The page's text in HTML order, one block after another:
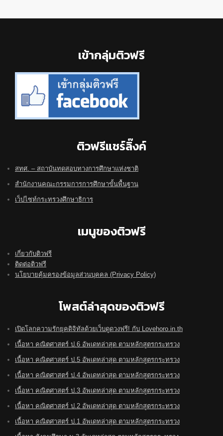
เข้ากลุ่มติวฟรี
ติวฟรีแชร์ลิ๊งค์
สทศ. – สถาบันทดสอบทางการศึกษาแห่งชาติ
สำนักงานคณะกรรมการการศึกษาขั้นพื้นฐาน
เว็ปไซท์กระทรวงศึกษาธิการ
เมนูของติวฟรี
เกี่ยวกับติวฟรี
ติดต่อติวฟรี
นโยบายคุ้มครองข้อมูลส่วนบุคคล (Privacy Policy)
โพสต์ล่าสุดของติวฟรี
เปิดโลกความรักยุคดิจิทัลด้วยเว็บดูดวงฟรี! กับ Lovehoro.in.th
เนื้อหา คณิตศาสตร์ ป.6 อัพเดทล่าสุด ตามหลักสูตรกระทรวง
เนื้อหา คณิตศาสตร์ ป.5 อัพเดทล่าสุด ตามหลักสูตรกระทรวง
เนื้อหา คณิตศาสตร์ ป.4 อัพเดทล่าสุด ตามหลักสูตรกระทรวง
เนื้อหา คณิตศาสตร์ ป.3 อัพเดทล่าสุด ตามหลักสูตรกระทรวง
เนื้อหา คณิตศาสตร์ ป.2 อัพเดทล่าสุด ตามหลักสูตรกระทรวง
เนื้อหา คณิตศาสตร์ ป.1 อัพเดทล่าสุด ตามหลักสูตรกระทรวง